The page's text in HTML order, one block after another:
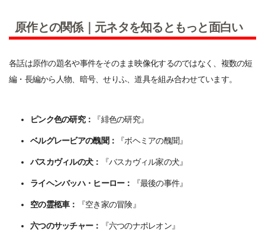
原作との関係｜元ネタを知るともっと面白い
各話は原作の題名や事件をそのまま映像化するのではなく、複数の短
編・長編から人物、暗号、せりふ、道具を組み合わせています。
ピンク色の研究： 『緋色の研究』
ベルグレービアの醜聞： 『ボヘミアの醜聞』
バスカヴィルの犬： 『バスカヴィル家の犬』
ライヘンバッハ・ヒーロー： 『最後の事件』
空の霊柩車： 『空き家の冒険』
六つのサッチャー： 『六つのナポレオン』